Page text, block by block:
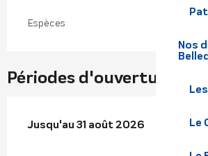
Nos
Le
Espèces
Périodes d'ouverture
Du2 janvier 2026au31 août 2026
Jusqu'au 31 août 2026